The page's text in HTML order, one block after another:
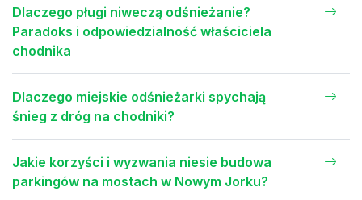
Dlaczego pługi niweczą odśnieżanie?
Paradoks i odpowiedzialność właściciela
chodnika
Dlaczego miejskie odśnieżarki spychają
śnieg z dróg na chodniki?
Jakie korzyści i wyzwania niesie budowa
parkingów na mostach w Nowym Jorku?